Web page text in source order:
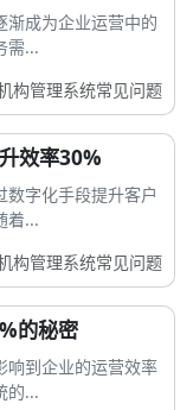
渐成为企业运营中的
需...
构管理系统常见问题
效率30%
字化手段提升客户
着...
构管理系统常见问题
的秘密
响到企业的运营效率
的...